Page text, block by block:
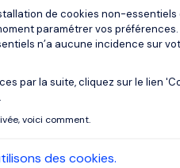
de cookies non-essentiels
paramétrer vos
n’a aucune incidence sur
par la suite, cliquez sur le lien
voici comment.
des cookies.
consent
Sie zahlreiche
und
dem Ihr
für die
war?